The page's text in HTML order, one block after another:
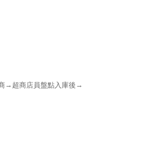
→超商店員盤點入庫後→